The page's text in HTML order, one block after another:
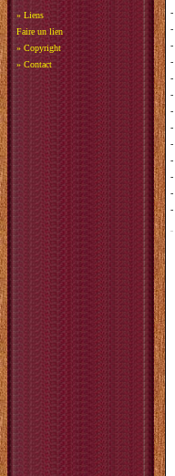
» Liens
Faire un lien
» Copyright
» Contact
-
-
-
-
-
-
-
-
-
-
-
-
-